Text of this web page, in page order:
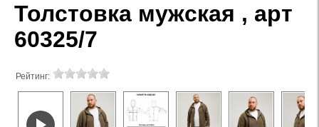
Толстовка мужская , арт
60325/7
Рейтинг: